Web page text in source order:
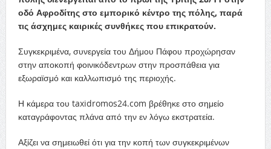
οδό Αφροδίτης στο εμπορικό κέντρο της πόλης, παρά
τις άσχημες καιρικές συνθήκες που επικρατούν.
Συγκεκριμένα, συνεργεία του Δήμου Πάφου προχώρησαν
στην αποκοπή φοινικόδεντρων στην προσπάθεια για
εξωραϊσμό και καλλωπισμό της περιοχής.
Η κάμερα του taxidromos24.com βρέθηκε στο σημείο
καταγράφοντας πλάνα από την εν λόγω εκστρατεία.
Αξίζει να σημειωθεί ότι για την κοπή των συγκεκριμένων